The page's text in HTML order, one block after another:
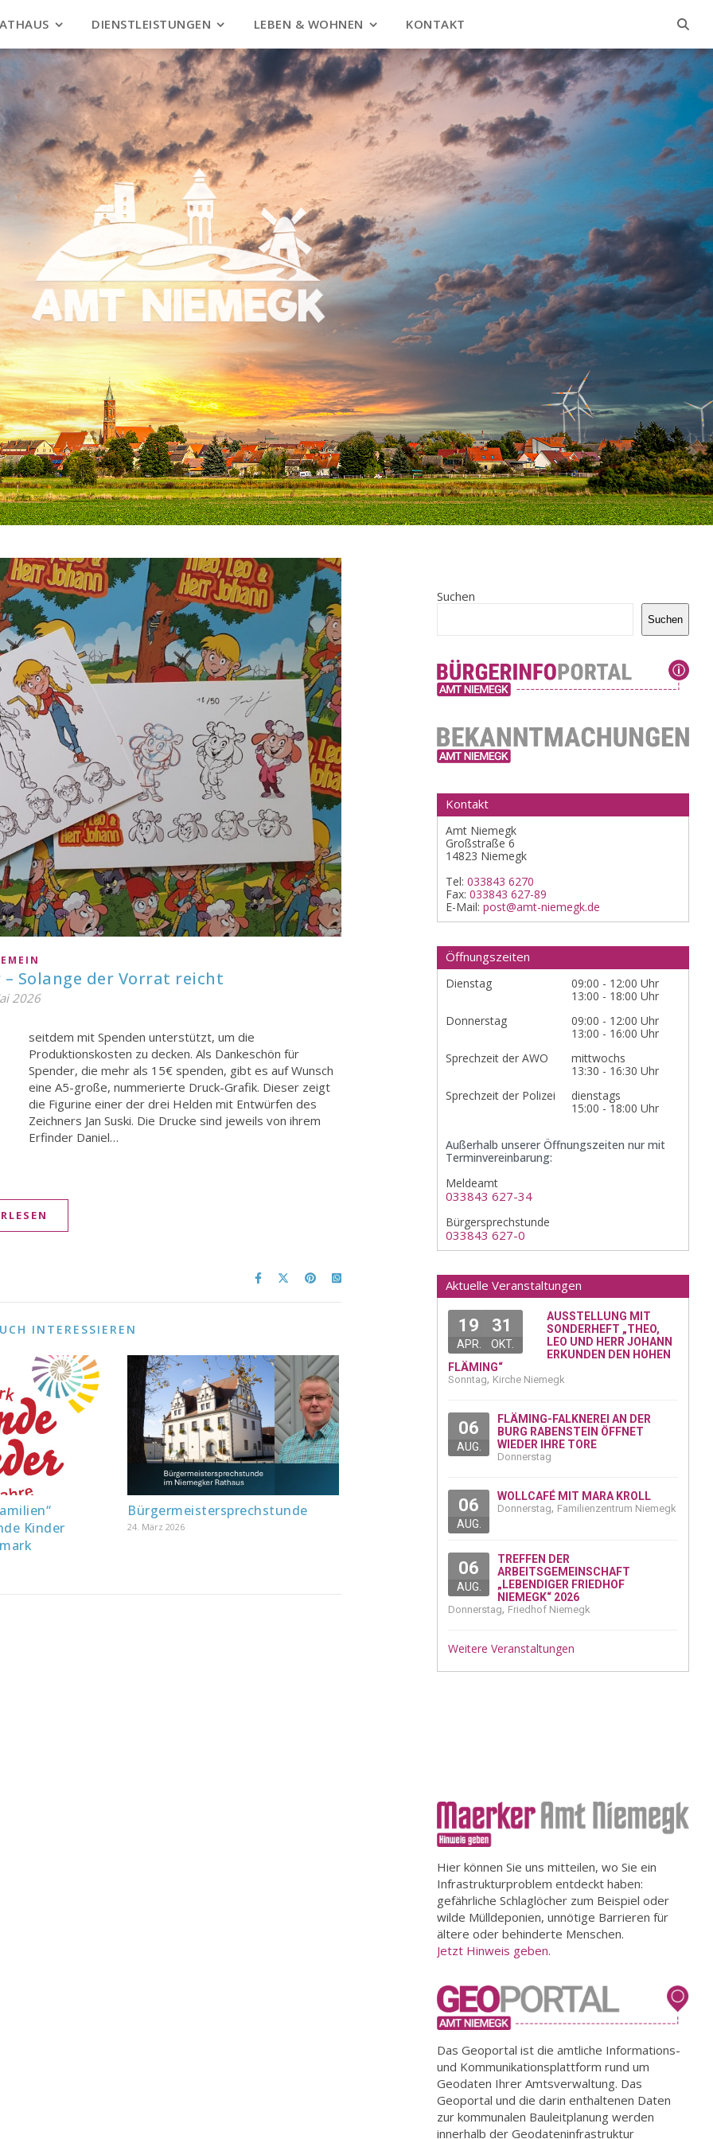
DIENSTLEISTUNGEN LEBEN & WOHNEN KONTAKT
Solange der Vorrat reicht
2026
Erfinder Daniel…
INTERESSIEREN
Kinder
Bürgermeistersprechstunde
24. März 2026
Suchen
Suchen
Kontakt
Amt Niemegk
Großstraße 6
14823 Niemegk
Tel: 033843 6270
Fax: 033843 627-89
E-Mail: post@amt-niemegk.de
Öffnungszeiten
Dienstag
09:00 - 12:00 Uhr
13:00 - 18:00 Uhr
Donnerstag
09:00 - 12:00 Uhr
13:00 - 16:00 Uhr
Sprechzeit der AWO
mittwochs
13:30 - 16:30 Uhr
Sprechzeit der Polizei
dienstags
15:00 - 18:00 Uhr
Außerhalb unserer Öffnungszeiten nur mit
Terminvereinbarung:
Meldeamt
033843 627-34
Bürgersprechstunde
033843 627-0
Aktuelle Veranstaltungen
19
APR.
31
OKT.
AUSSTELLUNG MIT
SONDERHEFT „THEO,
LEO UND HERR JOHANN
ERKUNDEN DEN HOHEN
FLÄMING“
Sonntag, Kirche Niemegk
06
AUG.
FLÄMING-FALKNEREI AN DER
BURG RABENSTEIN ÖFFNET
WIEDER IHRE TORE
Donnerstag
06
AUG.
WOLLCAFÉ MIT MARA KROLL
Donnerstag, Familienzentrum Niemegk
06
AUG.
TREFFEN DER
ARBEITSGEMEINSCHAFT
„LEBENDIGER FRIEDHOF
NIEMEGK“ 2026
Donnerstag, Friedhof Niemegk
Weitere Veranstaltungen
Hier können Sie uns mitteilen, wo Sie ein
Infrastrukturproblem entdeckt haben:
gefährliche Schlaglöcher zum Beispiel oder
wilde Mülldeponien, unnötige Barrieren für
ältere oder behinderte Menschen.
Jetzt Hinweis geben.
Das Geoportal ist die amtliche Informations-
und Kommunikationsplattform rund um
Geodaten Ihrer Amtsverwaltung. Das
Geoportal und die darin enthaltenen Daten
zur kommunalen Bauleitplanung werden
innerhalb der Geodateninfrastruktur